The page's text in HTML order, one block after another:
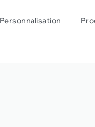
Personnalisation